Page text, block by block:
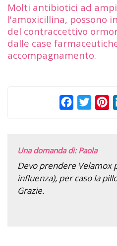
Molti antibiotici ad
l'amoxicillina, possono
del contraccettivo
dalle case
accompagnamento.
Facebook
Una domanda di: Paola
Devo prendere Velamox
influenza), per caso la
Grazie.